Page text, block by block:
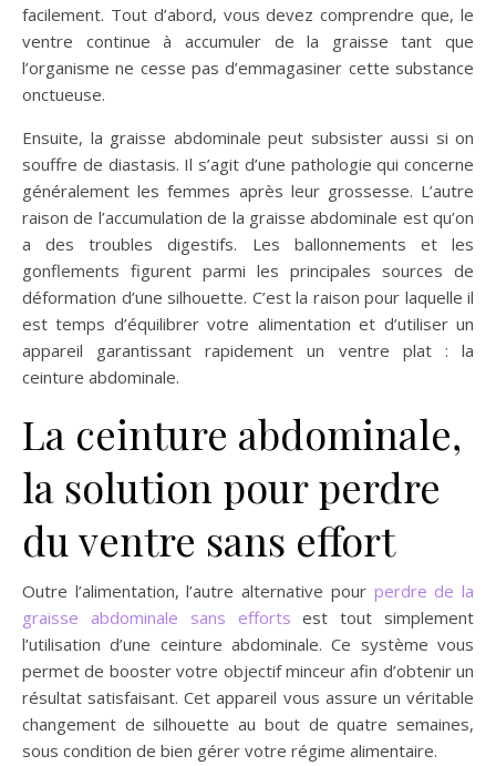
facilement. Tout d’abord, vous devez comprendre que, le
ventre continue à accumuler de la graisse tant que
l’organisme ne cesse pas d’emmagasiner cette substance
onctueuse.
Ensuite, la graisse abdominale peut subsister aussi si on
souffre de diastasis. Il s’agit d’une pathologie qui concerne
généralement les femmes après leur grossesse. L’autre
raison de l’accumulation de la graisse abdominale est qu’on
a des troubles digestifs. Les ballonnements et les
gonflements figurent parmi les principales sources de
déformation d’une silhouette. C’est la raison pour laquelle il
est temps d’équilibrer votre alimentation et d’utiliser un
appareil garantissant rapidement un ventre plat : la
ceinture abdominale.
La ceinture abdominale,
la solution pour perdre
du ventre sans effort
Outre l’alimentation, l’autre alternative pour perdre de la
graisse abdominale sans efforts est tout simplement
l’utilisation d’une ceinture abdominale. Ce système vous
permet de booster votre objectif minceur afin d’obtenir un
résultat satisfaisant. Cet appareil vous assure un véritable
changement de silhouette au bout de quatre semaines,
sous condition de bien gérer votre régime alimentaire.